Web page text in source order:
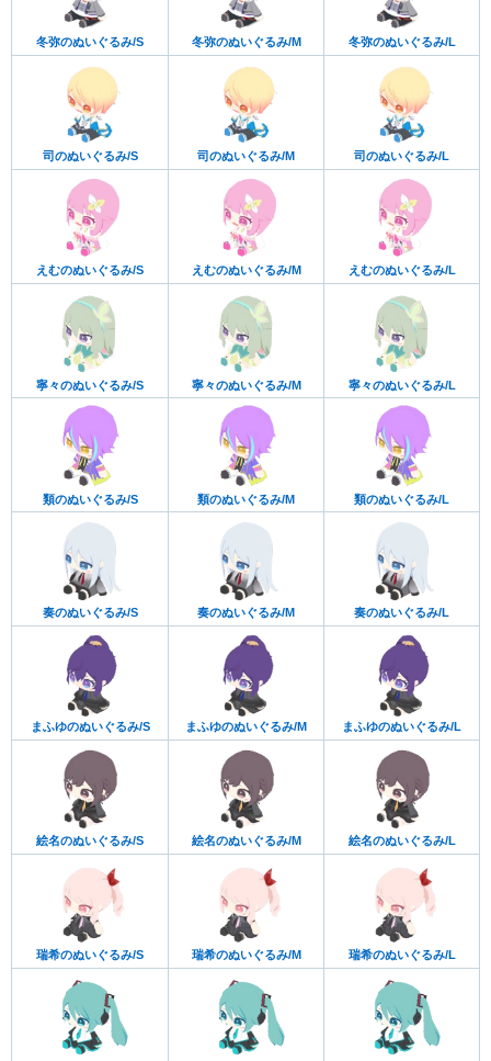
冬弥のぬいぐるみ/S 冬弥のぬいぐるみ/M 冬弥のぬいぐるみ/L
司のぬいぐるみ/S 司のぬいぐるみ/M 司のぬいぐるみ/L
えむのぬいぐるみ/S えむのぬいぐるみ/M えむのぬいぐるみ/L
寧々のぬいぐるみ/S 寧々のぬいぐるみ/M 寧々のぬいぐるみ/L
類のぬいぐるみ/S 類のぬいぐるみ/M 類のぬいぐるみ/L
奏のぬいぐるみ/S 奏のぬいぐるみ/M 奏のぬいぐるみ/L
まふゆのぬいぐるみ/S まふゆのぬいぐるみ/M まふゆのぬいぐるみ/L
絵名のぬいぐるみ/S 絵名のぬいぐるみ/M 絵名のぬいぐるみ/L
瑞希のぬいぐるみ/S 瑞希のぬいぐるみ/M 瑞希のぬいぐるみ/L